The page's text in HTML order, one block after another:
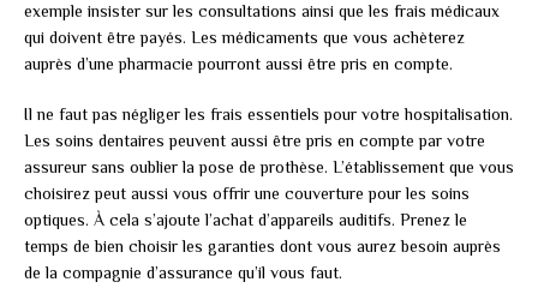
exemple insister sur les consultations ainsi que les frais médicaux
qui doivent être payés. Les médicaments que vous achèterez
auprès d’une pharmacie pourront aussi être pris en compte.
Il ne faut pas négliger les frais essentiels pour votre hospitalisation.
Les soins dentaires peuvent aussi être pris en compte par votre
assureur sans oublier la pose de prothèse. L’établissement que vous
choisirez peut aussi vous offrir une couverture pour les soins
optiques. À cela s’ajoute l’achat d’appareils auditifs. Prenez le
temps de bien choisir les garanties dont vous aurez besoin auprès
de la compagnie d’assurance qu’il vous faut.